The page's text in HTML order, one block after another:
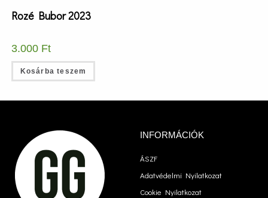
Rozé Bubor 2023
3.000 Ft
Kosárba teszem
INFORMÁCIÓK
ÁSZF
Adatvédelmi Nyilatkozat
Cookie Nyilatkozat